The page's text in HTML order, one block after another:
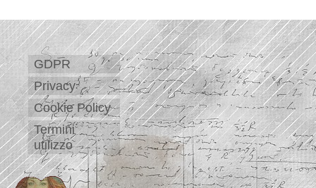
GDPR
Privacy
Cookie Policy
Termini
utilizzo